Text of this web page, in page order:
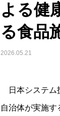
よる健
る食品
2026.05.21
日本システム
自治体が実施す